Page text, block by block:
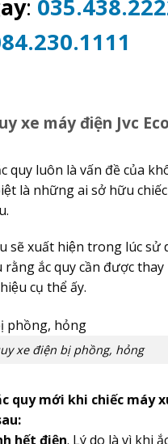
:
xe máy điện Jvc
quy luôn là vấn đề của
là những ai sở hữu
sẽ xuất hiện trong lúc sử
ắc quy cần được thay
cụ thể ấy.
xe điện bị phồng, hỏng
quy mới khi chiếc máy
hết điện. Lý do là vì khi